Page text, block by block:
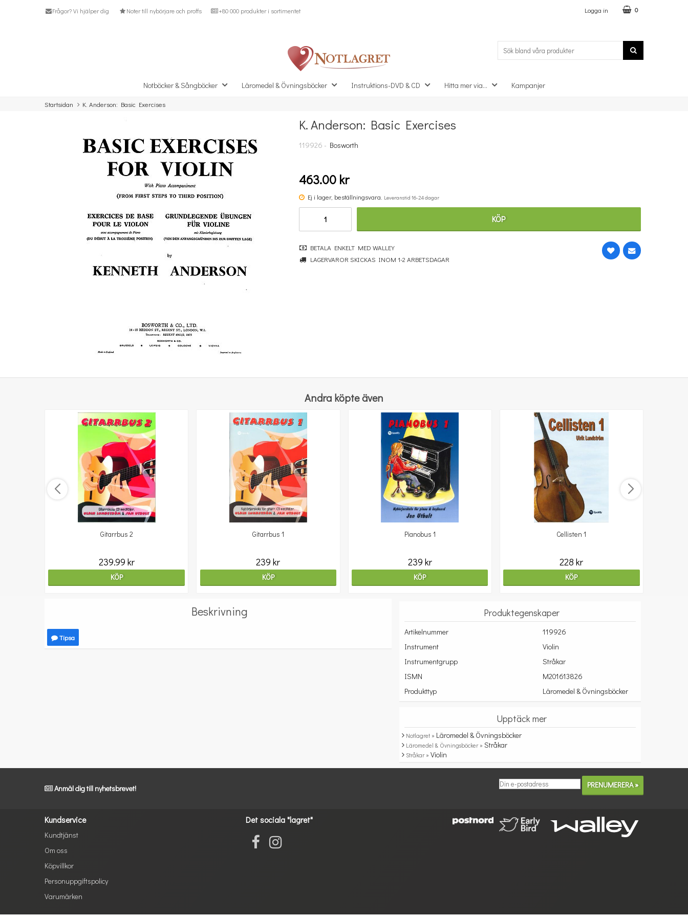
Frågor? Vi hjälper dig Noter till nybörjare och proffs +80 000 produkter i sortimentet Logga in 0
Notböcker & Sångböcker Läromedel & Övningsböcker Instruktions-DVD & CD Hitta mer via... Kampanjer
Startsidan K. Anderson: Basic Exercises
Missa inte detta...
K. Anderson: Basic Exercises
119926 - Bosworth
463.00 kr
Ej i lager, beställningsvara. Leveranstid 16-24 dagar
KÖP
BETALA ENKELT MED WALLEY
LAGERVAROR SKICKAS INOM 1-2 ARBETSDAGAR
Andra köpte även
Gitarrbus 2
239.99 kr
KÖP
Gitarrbus 1
239 kr
KÖP
Pianobus 1
239 kr
KÖP
Cellisten 1
228 kr
KÖP
Beskrivning
Tipsa
Produktegenskaper
Artikelnummer
119926
Instrument
Violin
Instrumentgrupp
Stråkar
ISMN
M201613826
Produkttyp
Läromedel & Övningsböcker
Upptäck mer
Notlagret » Läromedel & Övningsböcker
Läromedel & Övningsböcker »Stråkar
Stråkar »Violin
Anmäl dig till nyhetsbrevet!
Kundservice
Kundtjänst
Om oss
Köpvillkor
Personuppgiftspolicy
Varumärken
Det sociala "lagret"